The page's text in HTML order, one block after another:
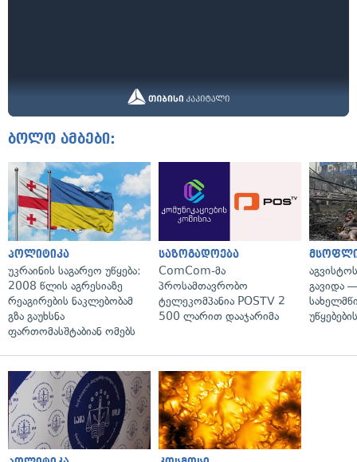
ბოლო ამბები:
პოლიტიკა
უკრაინის საგარეო უწყება:
2008 წლის აგრესიაზე
რეაგირების ნაკლებობამ
გზა გაუხსნა
ფართომასშტაბიან ომებს
საზოგადოება
ComCom-მა
პროსამთავრობო
ტელეკომპანია POSTV 2
500 ლარით დააჯარიმა
გავიდა